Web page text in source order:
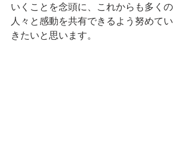
いくことを念頭に、これからも多くの
人々と感動を共有できるよう努めてい
きたいと思います。